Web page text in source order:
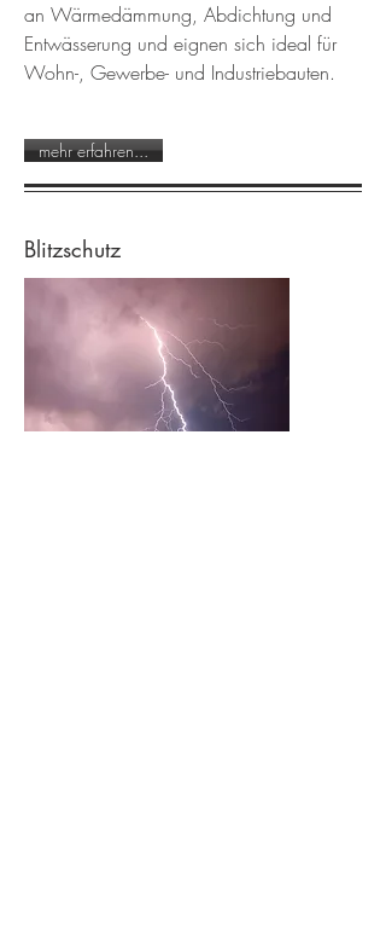
an Wärmedämmung, Abdichtung und
Entwässerung und eignen sich ideal für
Wohn-, Gewerbe- und Industriebauten.
mehr erfahren...
Blitzschutz